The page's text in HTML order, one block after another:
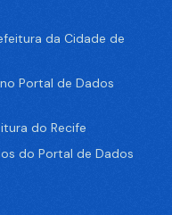
da Cidade de
Portal de Dados
do Recife
do Portal de Dados